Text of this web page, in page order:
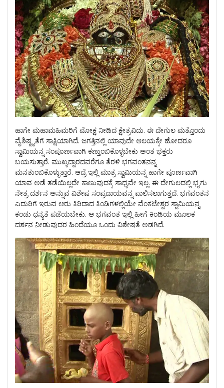
ಹಾಗೇ ಮಹಾಮಹಿಮರಿಗೆ ಮೋಕ್ಷ ನೀಡಿದ ಕ್ಷೇತ್ರವಿದು. ಈ ದೇಗುಲ ಮತ್ತೊಂದು
ವೈಶಿಷ್ಟ್ಯತೆಗೆ ಸಾಕ್ಷಿಯಾಗಿದೆ. ಜಗತ್ತಿನಲ್ಲಿ ಯಾವುದೇ ಆಲಯಕ್ಕೇ ಹೋದರೂ
ಸ್ವಾಮಿಯನ್ನ ಸಂಪೂರ್ಣವಾಗಿ ಕಣ್ತುಂಬಿಕೊಳ್ಳಬೇಕು ಅಂತ ಭಕ್ತರು
ಬಯಸುತ್ತಾರೆ. ಮುಖ್ಯದ್ವಾರದವರೆಗೂ ತೆರಳಿ ಭಗವಂತನನ್ನ
ಮನತುಂಬಿಕೊಳ್ಳುತ್ತಾರೆ. ಆದ್ರೆ ಇಲ್ಲಿ ಮಾತ್ರ ಸ್ವಾಮಿಯನ್ನ ಹಾಗೇ ಪೂರ್ಣವಾಗಿ
ಯಾವ ಅಡೆ ತಡೆಯಿಲ್ಲದೇ ಕಾಣುವುದಕ್ಕೆ ಸಾಧ್ಯವೇ ಇಲ್ಲ. ಈ ದೇಗುಲದಲ್ಲಿ ಭೃಗು
ನೇತ್ರ ದರ್ಶನ ಅನ್ನುವ ವಿಶೇಷ ಸಂಪ್ರದಾಯವನ್ನ ಪಾಲಿಸಲಾಗುತ್ತದೆ. ಭಗವಂತನ
ಎದುರಿಗೆ ಇರುವ ಆರು ಕಿರಿದಾದ ಕಿಂಡಿಗಳಲ್ಲಿಯೇ ವೆಂಕಟೇಶ್ವರ ಸ್ವಾಮಿಯನ್ನ
ಕಂಡು ಧನ್ಯತೆ ಪಡೆಯಬೇಕು. ಆ ಭಗವಂತ ಇಲ್ಲಿ ಹೀಗೆ ಕಿಂಡಿಯ ಮೂಲಕ
ದರ್ಶನ ನೀಡುವುದರ ಹಿಂದೆಯೂ ಒಂದು ವಿಶೇಷತೆ ಅಡಗಿದೆ.